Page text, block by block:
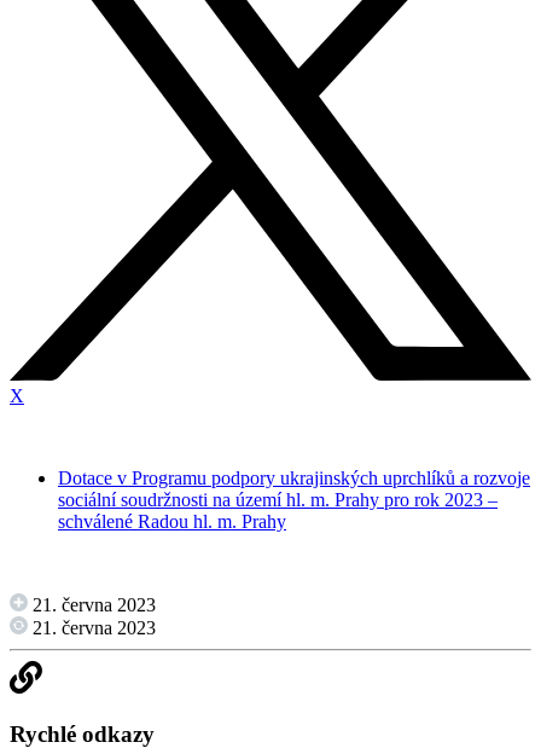
X
Dotace v Programu podpory ukrajinských uprchlíků a rozvoje
sociální soudržnosti na území hl. m. Prahy pro rok 2023 –
schválené Radou hl. m. Prahy
21. června 2023
21. června 2023
Rychlé odkazy